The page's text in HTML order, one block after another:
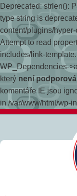
Deprecated: strlen():
type string is
content/plugins/
Attempt to read
includes/link-
WP_Dependencies-
který není
komentáře IE jsou
in /var/www/html/wp-